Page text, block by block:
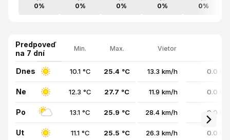
0% 0% 0% 0% 0%
Predpoveď
na 7 dní
Min. Max. Vietor
Dnes 10.1 °C 25.4 °C 13.3 km/h 0.0
Ne 12.3 °C 27.7 °C 11.9 km/h 0.0
Po 13.1 °C 25.9 °C 28.4 km/h 0.0
Ut 11.1 °C 25.5 °C 26.3 km/h 0.0